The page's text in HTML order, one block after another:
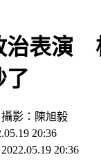
治表演
了
影：陳旭毅
20:36
20:36